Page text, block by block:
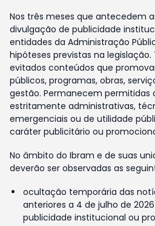
Nos três meses que antecedem
divulgação de publicidade
entidades da Administração
hipóteses previstas na
evitados conteúdos que
públicos, programas, obras,
gestão. Permanecem permitidas
estritamente administrativas,
emergenciais ou de utilidade
caráter publicitário ou
No âmbito do Ibram e de suas
deverão ser observadas as
ocultação temporária das
anteriores a 4 de julho de
publicidade institucional ou